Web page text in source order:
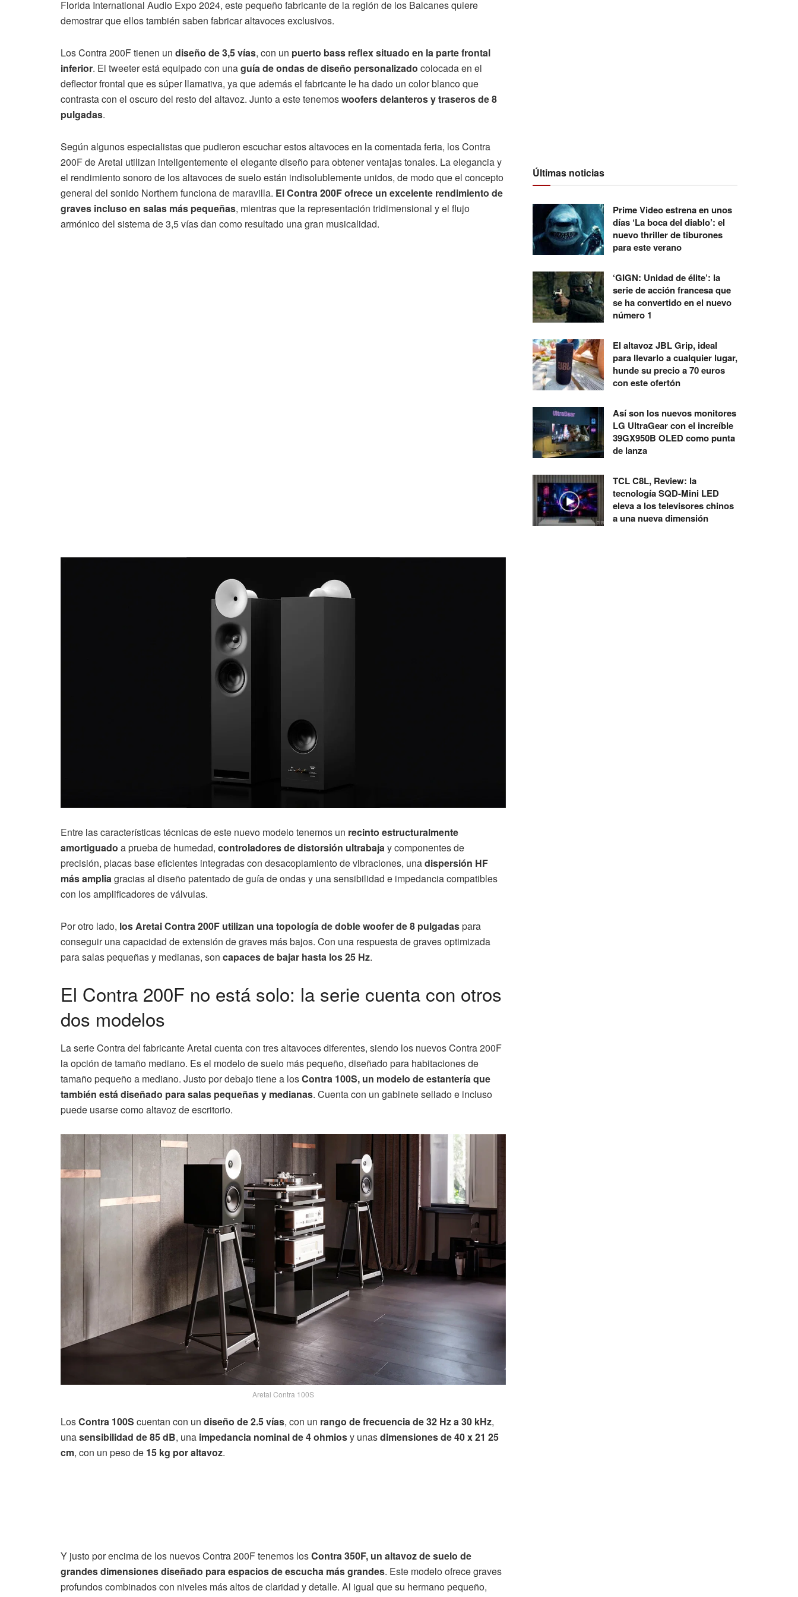
Florida International Audio Expo 2024, este pequeño fabricante de la región de los Balcanes quiere
demostrar que ellos también saben fabricar altavoces exclusivos.
Los Contra 200F tienen un diseño de 3,5 vías, con un puerto bass reflex situado en la parte frontal
inferior. El tweeter está equipado con unaguía de ondas de diseño personalizado colocada en el
deflector frontal que es súper llamativa, ya que además el fabricante le ha dado un color blanco que
contrasta con el oscuro del resto del altavoz. Junto a este tenemoswoofers delanteros y traseros de 8
pulgadas.
Según algunos especialistas que pudieron escuchar estos altavoces en la comentada feria, los Contra
200F de Aretai utilizan inteligentemente el elegante diseño para obtener ventajas tonales. La elegancia y
el rendimiento sonoro de los altavoces de suelo están indisolublemente unidos, de modo que el concepto
general del sonido Northern funciona de maravilla. El Contra 200F ofrece un excelente rendimiento de
graves incluso en salas más pequeñas, mientras que la representación tridimensional y el flujo
armónico del sistema de 3,5 vías dan como resultado una gran musicalidad.
Entre las características técnicas de este nuevo modelo tenemos un recinto estructuralmente
amortiguado a prueba de humedad, controladores de distorsión ultrabajay componentes de
precisión, placas base eficientes integradas con desacoplamiento de vibraciones, unadispersión HF
más ampliagracias al diseño patentado de guía de ondas y una sensibilidad e impedancia compatibles
con los amplificadores de válvulas.
Por otro lado, los Aretai Contra 200F utilizan una topología de doble woofer de 8 pulgadaspara
conseguir una capacidad de extensión de graves más bajos. Con una respuesta de graves optimizada
para salas pequeñas y medianas, son capaces de bajar hasta los 25 Hz.
El Contra 200F no está solo: la serie cuenta con otros
dos modelos
La serie Contra del fabricante Aretai cuenta con tres altavoces diferentes, siendo los nuevos Contra 200F
la opción de tamaño mediano. Es el modelo de suelo más pequeño, diseñado para habitaciones de
tamaño pequeño a mediano. Justo por debajo tiene a losContra 100S, un modelo de estantería que
también está diseñado para salas pequeñas y medianas. Cuenta con un gabinete sellado e incluso
puede usarse como altavoz de escritorio.
Aretai Contra 100S
LosContra 100S cuentan con un diseño de 2.5 vías, con un rango de frecuencia de 32 Hz a 30 kHz,
unasensibilidad de 85 dB, una impedancia nominal de 4 ohmiosy unasdimensiones de 40 x 21 25
cm, con un peso de 15 kg por altavoz.
Y justo por encima de los nuevos Contra 200F tenemos losContra 350F, un altavoz de suelo de
grandes dimensiones diseñado para espacios de escucha más grandes. Este modelo ofrece graves
profundos combinados con niveles más altos de claridad y detalle. Al igual que su hermano pequeño,
Últimas noticias
Prime Video estrena en unos
días ‘La boca del diablo’: el
nuevo thriller de tiburones
para este verano
‘GIGN: Unidad de élite’: la
serie de acción francesa que
se ha convertido en el nuevo
número 1
El altavoz JBL Grip, ideal
para llevarlo a cualquier lugar,
hunde su precio a 70 euros
con este ofertón
Así son los nuevos monitores
LG UltraGear con el increíble
39GX950B OLED como punta
de lanza
TCL C8L, Review: la
tecnología SQD-Mini LED
eleva a los televisores chinos
a una nueva dimensión